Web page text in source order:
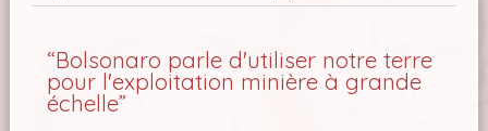
“Bolsonaro parle d'utiliser notre terre
pour l'exploitation minière à grande
échelle”